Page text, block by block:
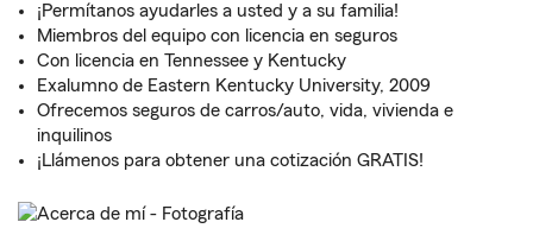
¡Permítanos ayudarles a usted y a su familia!
Miembros del equipo con licencia en seguros
Con licencia en Tennessee y Kentucky
Exalumno de Eastern Kentucky University, 2009
Ofrecemos seguros de carros/auto, vida, vivienda e
inquilinos
¡Llámenos para obtener una cotización GRATIS!